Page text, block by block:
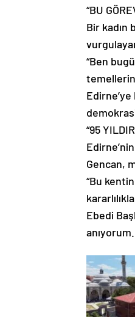
“BU
Bir kadın
“Ben
“95
Gencan,
“Bu
Ebedi